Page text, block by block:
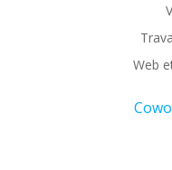
Web